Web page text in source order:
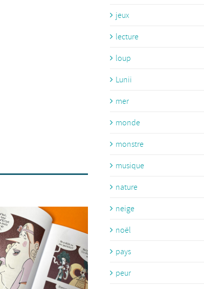
jeux
lecture
loup
Lunii
mer
monde
monstre
musique
nature
neige
noël
pays
peur